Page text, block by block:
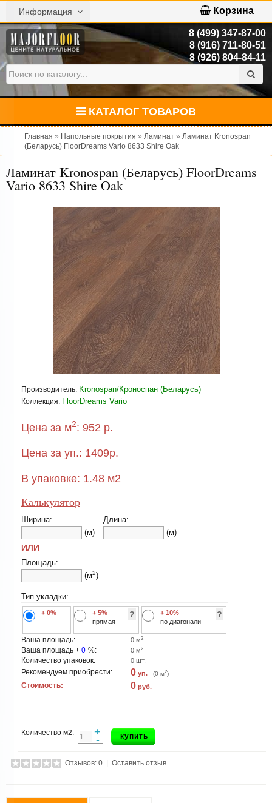
Информация Корзина
8 (499) 347-87-00
8 (916) 711-80-51
8 (926) 804-84-11
КАТАЛОГ ТОВАРОВ
Главная » Напольные покрытия » Ламинат » Ламинат Kronospan
(Беларусь) FloorDreams Vario 8633 Shire Oak
Ламинат Kronospan (Беларусь) FloorDreams
Vario 8633 Shire Oak
Производитель: Kronospan/Кроноспан (Беларусь)
Коллекция: FloorDreams Vario
Цена за м2: 952 р.
Цена за уп.: 1409р.
В упаковке: 1.48 м2
Калькулятор
Ширина:
(м)
Длина:
(м)
ИЛИ
Площадь:
(м2)
Тип укладки:
+ 0%
+ 5%
прямая
?
+ 10%
по диагонали
?
Ваша площадь: 0 м2
Ваша площадь + 0 %: 0 м2
Количество упаковок: 0 шт.
Рекомендуем приобрести: 0 уп. (0 м2)
Стоимость: 0 руб.
Количество м2: +
- купить
Отзывов: 0 Оставить отзыв